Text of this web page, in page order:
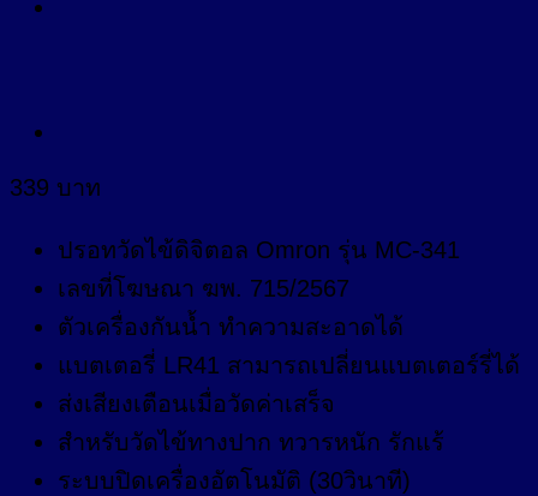
339 บาท
ปรอทวัดไข้ดิจิตอล Omron รุ่น MC-341
เลขที่โฆษณา ฆพ. 715/2567
ตัวเครื่องกันน้ำ ทำความสะอาดได้
แบตเตอรี่ LR41 สามารถเปลี่ยนแบตเตอร์รี่ได้
ส่งเสียงเตือนเมื่อวัดค่าเสร็จ
สำหรับวัดไข้ทางปาก ทวารหนัก รักแร้
ระบบปิดเครื่องอัตโนมัติ (30วินาที)